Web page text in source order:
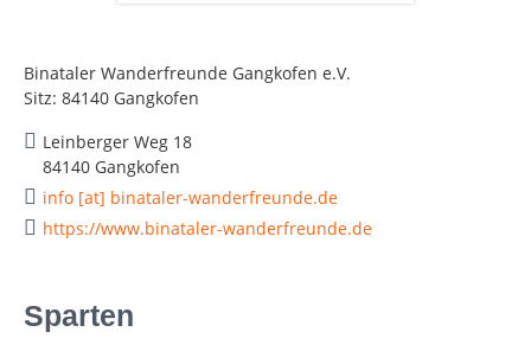
Binataler Wanderfreunde Gangkofen e.V.
Sitz: 84140 Gangkofen
Leinberger Weg 18
84140 Gangkofen
info [at] binataler-wanderfreunde.de
https://www.binataler-wanderfreunde.de
Sparten